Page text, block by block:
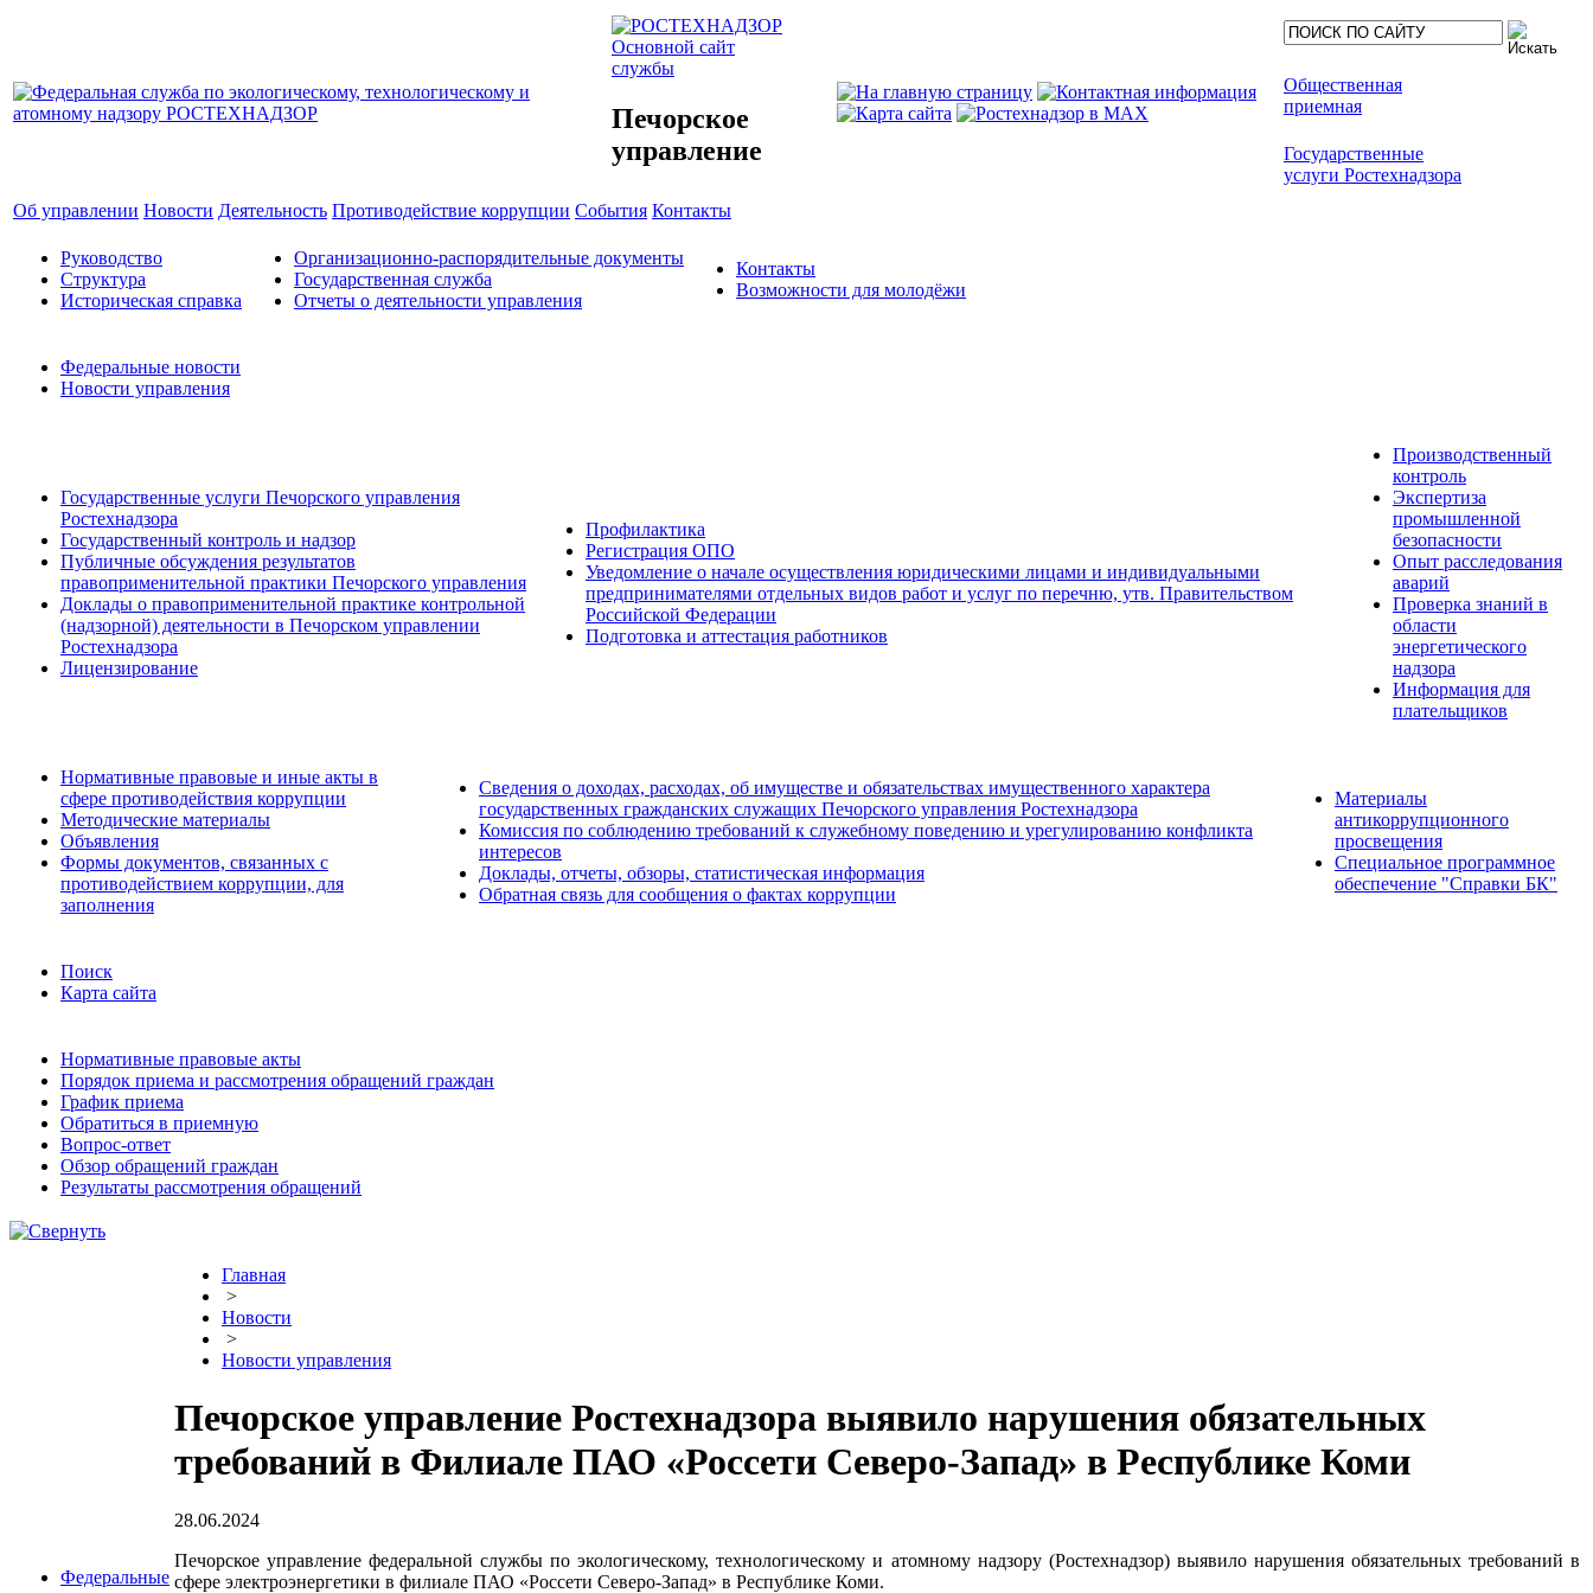
Основной сайт
службы
Печорское
управление
Общественная
приемная
Государственные
услуги Ростехнадзора
Об управлении Новости Деятельность Противодействие коррупции События Контакты
Руководство
Структура
Историческая справка
Организационно-распорядительные документы
Государственная служба
Отчеты о деятельности управления
Контакты
Возможности для молодёжи
Федеральные новости
Новости управления
Государственные услуги Печорского управления
Ростехнадзора
Государственный контроль и надзор
Публичные обсуждения результатов
правоприменительной практики Печорского управления
Доклады о правоприменительной практике контрольной
(надзорной) деятельности в Печорском управлении
Ростехнадзора
Лицензирование
Профилактика
Регистрация ОПО
Уведомление о начале осуществления юридическими лицами и индивидуальными
предпринимателями отдельных видов работ и услуг по перечню, утв. Правительством
Российской Федерации
Подготовка и аттестация работников
Производственный
контроль
Экспертиза
промышленной
безопасности
Опыт расследования
аварий
Проверка знаний в
области
энергетического
надзора
Информация для
плательщиков
Нормативные правовые и иные акты в
сфере противодействия коррупции
Методические материалы
Объявления
Формы документов, связанных с
противодействием коррупции, для
заполнения
Сведения о доходах, расходах, об имуществе и обязательствах имущественного характера
государственных гражданских служащих Печорского управления Ростехнадзора
Комиссия по соблюдению требований к служебному поведению и урегулированию конфликта
интересов
Доклады, отчеты, обзоры, статистическая информация
Обратная связь для сообщения о фактах коррупции
Материалы
антикоррупционного
просвещения
Специальное программное
обеспечение "Справки БК"
Поиск
Карта сайта
Нормативные правовые акты
Порядок приема и рассмотрения обращений граждан
График приема
Обратиться в приемную
Вопрос-ответ
Обзор обращений граждан
Результаты рассмотрения обращений
Федеральные
Главная
>
Новости
>
Новости управления
Печорское управление Ростехнадзора выявило нарушения обязательных
требований в Филиале ПАО «Россети Северо-Запад» в Республике Коми
28.06.2024
Печорское управление федеральной службы по экологическому, технологическому и атомному надзору (Ростехнадзор) выявило нарушения обязательных требований в
сфере электроэнергетики в филиале ПАО «Россети Северо-Запад» в Республике Коми.